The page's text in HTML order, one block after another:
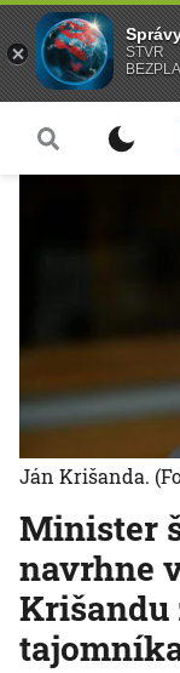
Minister
navrhne
Krišandu
Ján Krišanda.
STVR